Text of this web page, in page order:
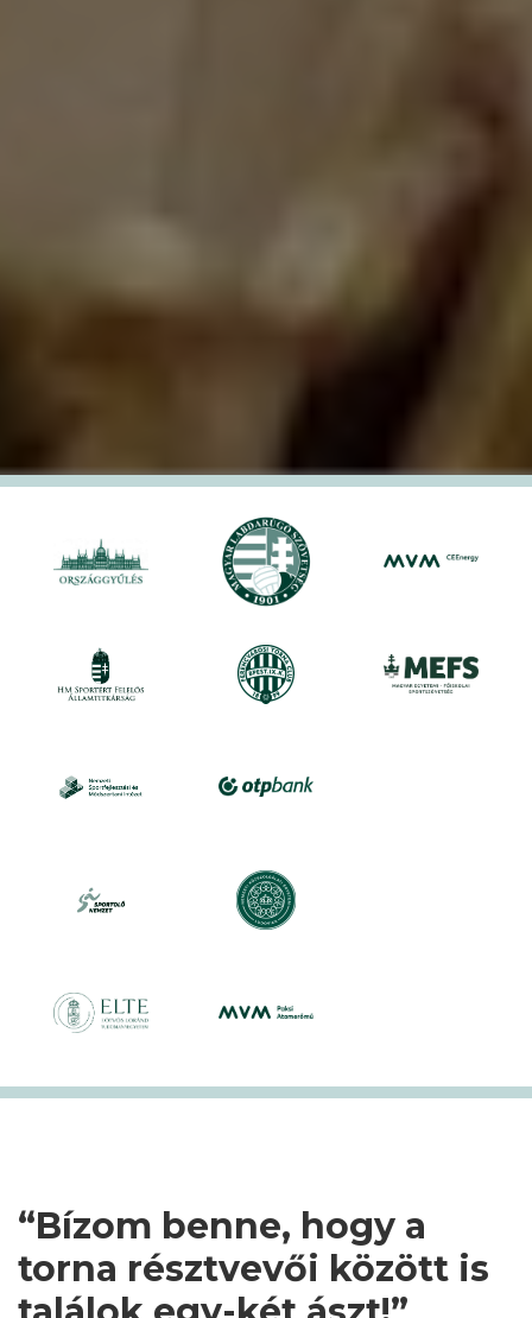
“Bízom benne, hogy a
torna résztvevői között is